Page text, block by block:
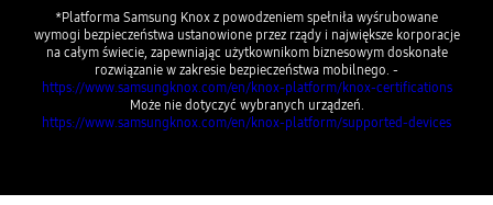
*Platforma Samsung Knox z powodzeniem spełniła wyśrubowane
wymogi bezpieczeństwa ustanowione przez rządy i największe korporacje
na całym świecie, zapewniając użytkownikom biznesowym doskonałe
rozwiązanie w zakresie bezpieczeństwa mobilnego. -
https://www.samsungknox.com/en/knox-platform/knox-certifications
Może nie dotyczyć wybranych urządzeń.
https://www.samsungknox.com/en/knox-platform/supported-devices